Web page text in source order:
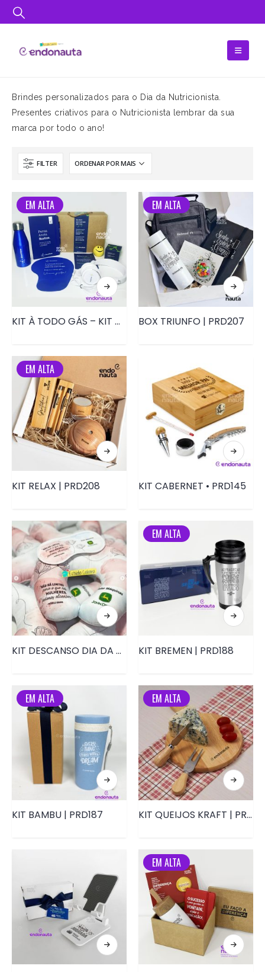
Brindes personalizados para o Dia da Nutricionista.
Presentes criativos para o Nutricionista lembrar da sua
marca por todo o ano!
FILTER
EM ALTA
KIT À TODO GÁS – KIT ONBOARDING – PRD191
EM ALTA
BOX TRIUNFO | PRD207
EM ALTA
KIT RELAX | PRD208 KIT CABERNET • PRD145
KIT DESCANSO DIA DA MULHER • PRD011
EM ALTA
KIT BREMEN | PRD188
EM ALTA
KIT BAMBU | PRD187
EM ALTA
KIT QUEIJOS KRAFT | PRD183
EM ALTA